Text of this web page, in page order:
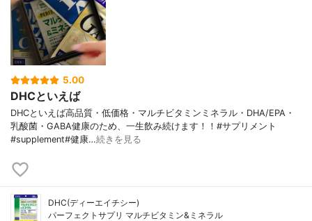
5.00
DHCといえば
DHCといえば高品質・低価格・マルチビタミンミネラル・DHA/EPA・
乳酸菌・GABA健康のため、一生飲み続けます！！#サプリメント
#supplement#健康…続きを見る
DHC(ディーエイチシー)
パーフェクトサプリ マルチビタミン&ミネラル